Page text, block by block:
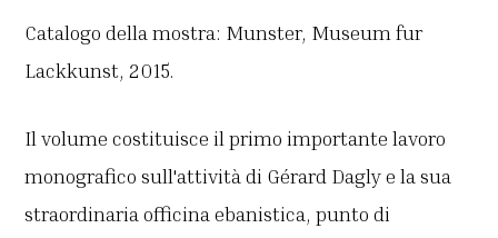
Catalogo della mostra: Munster, Museum fur
Lackkunst, 2015.
Il volume costituisce il primo importante lavoro
monografico sull'attività di Gérard Dagly e la sua
straordinaria officina ebanistica, punto di